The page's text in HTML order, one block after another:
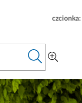
czcionka: